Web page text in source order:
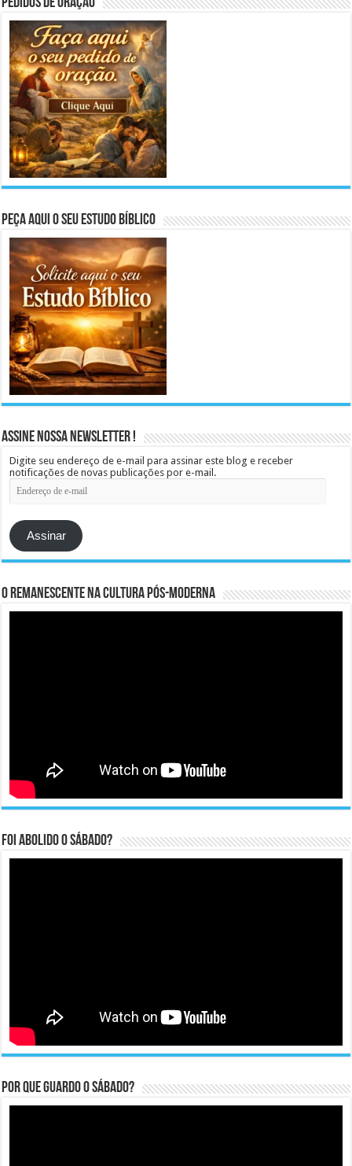
Pedidos de Oração
Peça aqui o seu Estudo Bíblico
Assine Nossa Newsletter !
Digite seu endereço de e-mail para assinar este blog e receber
notificações de novas publicações por e-mail.
Endereço
de
mail
Assinar
O remanescente na cultura pós-moderna
Foi abolido o sábado?
Por que guardo o Sábado?